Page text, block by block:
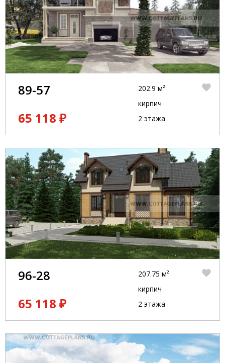
89-57
65 118 ₽
202.9 м²
кирпич
2 этажа
96-28
65 118 ₽
207.75 м²
кирпич
2 этажа